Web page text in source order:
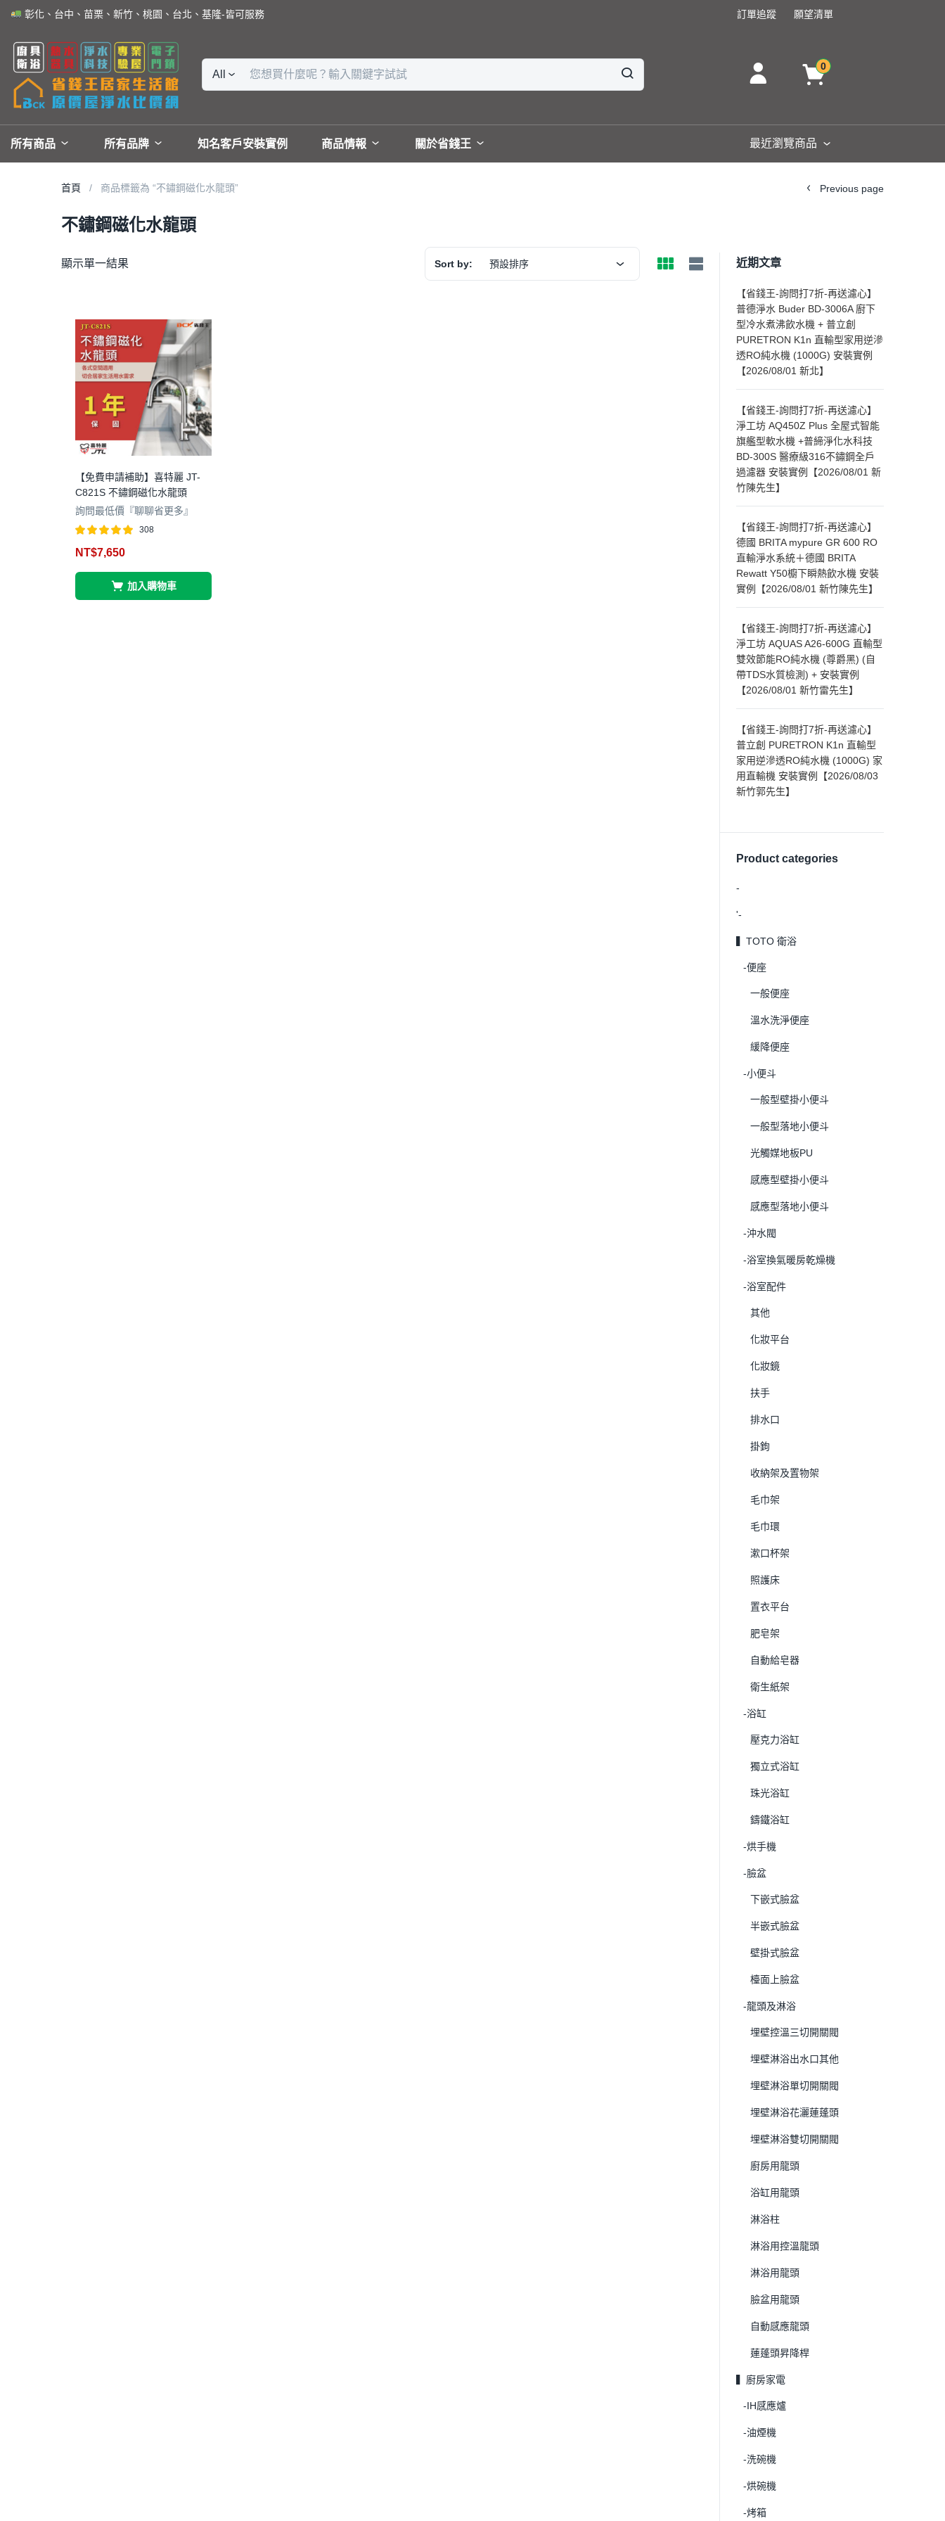
彰化、台中、苗栗、新竹、桃園、台北、基隆-皆可服務 訂單追蹤 願望清單
All
0
所有商品 所有品牌 知名客戶安裝實例 商品情報 關於省錢王 最近瀏覽商品
首頁 商品標籤為 “不鏽鋼磁化水龍頭” Previous page
不鏽鋼磁化水龍頭
顯示單一結果 Sort by: 預設排序
【免費申請補助】喜特麗 JT-
C821S 不鏽鋼磁化水龍頭
詢問最低價『聊聊省更多』
評分5.00滿
分 5
308
NT$7,650
加入購物車
近期文章
【省錢王-詢問打7折-再送濾心】
普德淨水 Buder BD-3006A 廚下
型冷水煮沸飲水機 + 普立創
PURETRON K1n 直輸型家用逆滲
透RO純水機 (1000G) 安裝實例
【2026/08/01 新北】
【省錢王-詢問打7折-再送濾心】
淨工坊 AQ450Z Plus 全屋式智能
旗艦型軟水機 +普締淨化水科技
BD-300S 醫療級316不鏽鋼全戶
過濾器 安裝實例【2026/08/01 新
竹陳先生】
【省錢王-詢問打7折-再送濾心】
德國 BRITA mypure GR 600 RO
直輸淨水系統＋德國 BRITA
Rewatt Y50櫥下瞬熱飲水機 安裝
實例【2026/08/01 新竹陳先生】
【省錢王-詢問打7折-再送濾心】
淨工坊 AQUAS A26-600G 直輸型
雙效節能RO純水機 (尊爵黑) (自
帶TDS水質檢測) + 安裝實例
【2026/08/01 新竹雷先生】
【省錢王-詢問打7折-再送濾心】
普立創 PURETRON K1n 直輸型
家用逆滲透RO純水機 (1000G) 家
用直輸機 安裝實例【2026/08/03
新竹郭先生】
Product categories
-
'-
▍TOTO 衛浴
-便座
一般便座
溫水洗淨便座
緩降便座
-小便斗
一般型壁掛小便斗
一般型落地小便斗
光觸媒地板PU
感應型壁掛小便斗
感應型落地小便斗
-沖水閥
-浴室換氣暖房乾燥機
-浴室配件
其他
化妝平台
化妝鏡
扶手
排水口
掛鉤
收納架及置物架
毛巾架
毛巾環
漱口杯架
照護床
置衣平台
肥皂架
自動給皂器
衛生紙架
-浴缸
壓克力浴缸
獨立式浴缸
珠光浴缸
鑄鐵浴缸
-烘手機
-臉盆
下嵌式臉盆
半嵌式臉盆
壁掛式臉盆
檯面上臉盆
-龍頭及淋浴
埋壁控溫三切開關閥
埋壁淋浴出水口其他
埋壁淋浴單切開關閥
埋壁淋浴花灑蓮蓬頭
埋壁淋浴雙切開關閥
廚房用龍頭
浴缸用龍頭
淋浴柱
淋浴用控溫龍頭
淋浴用龍頭
臉盆用龍頭
自動感應龍頭
蓮蓬頭昇降桿
▍廚房家電
-IH感應爐
-油煙機
-洗碗機
-烘碗機
-烤箱